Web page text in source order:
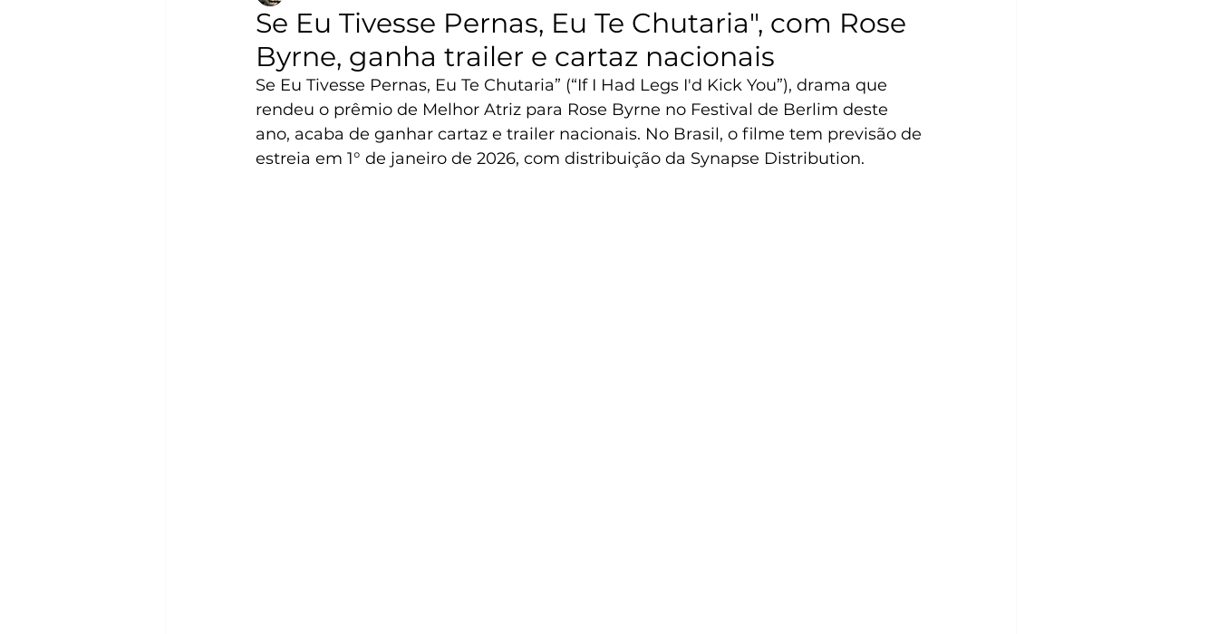
Se Eu Tivesse Pernas, Eu Te Chutaria", com Rose
Byrne, ganha trailer e cartaz nacionais
Se Eu Tivesse Pernas, Eu Te Chutaria” (“If I Had Legs I'd Kick You”), drama que
rendeu o prêmio de Melhor Atriz para Rose Byrne no Festival de Berlim deste
ano, acaba de ganhar cartaz e trailer nacionais. No Brasil, o filme tem previsão de
estreia em 1° de janeiro de 2026, com distribuição da Synapse Distribution.